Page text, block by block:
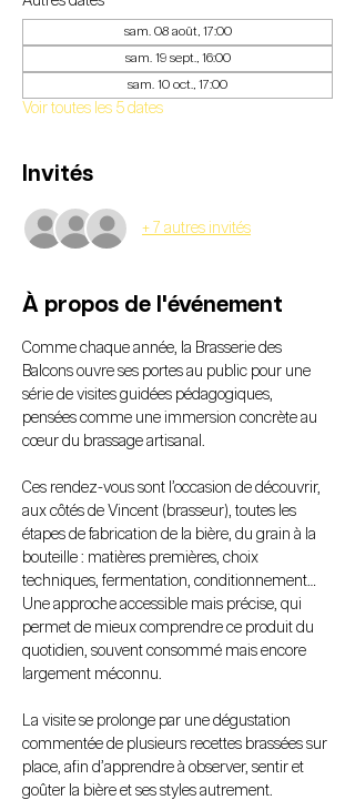
sam. 08 août, 17:00
sam. 19 sept., 16:00
sam. 10 oct., 17:00
Voir toutes les 5 dates
Invités
+ 7 autres invités
À propos de l'événement
Comme chaque année, la Brasserie des
Balcons ouvre ses portes au public pour une
série de visites guidées pédagogiques,
pensées comme une immersion concrète au
cœur du brassage artisanal.
Ces rendez-vous sont l’occasion de découvrir,
aux côtés de Vincent (brasseur), toutes les
étapes de fabrication de la bière, du grain à la
bouteille : matières premières, choix
techniques, fermentation, conditionnement…
Une approche accessible mais précise, qui
permet de mieux comprendre ce produit du
quotidien, souvent consommé mais encore
largement méconnu.
La visite se prolonge par une dégustation
commentée de plusieurs recettes brassées sur
place, afin d’apprendre à observer, sentir et
goûter la bière et ses styles autrement.